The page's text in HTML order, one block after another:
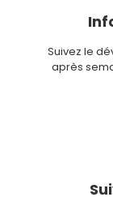
Suivez le
après